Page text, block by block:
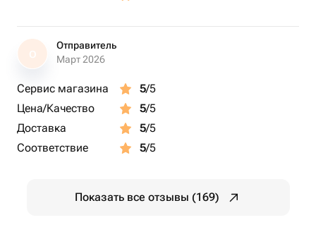
О
Отправитель
Март 2026
Сервис магазина 5/5
Цена/Качество
5/5
Доставка
5/5
Соответствие
5/5
Показать все отзывы (169)